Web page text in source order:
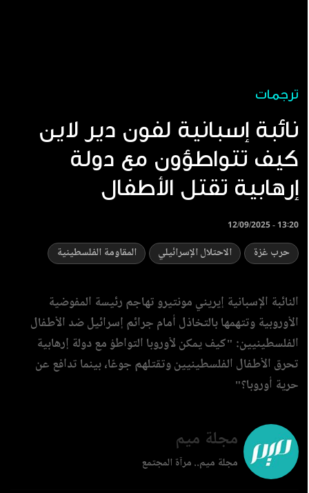
ترجمات
نائبة إسبانية لفون دير لاين
كيف تتواطؤون مع دولة
إرهابية تقتل الأطفال
12/09/2025 - 13:20
حرب غزة الاحتلال الإسرائيلي المقاومة الفلسطينية
النائبة الإسبانية إيريني مونتيرو تهاجم رئيسة المفوضية
الأوروبية وتتهمها بالتخاذل أمام جرائم إسرائيل ضد الأطفال
الفلسطينيين: "كيف يمكن لأوروبا التواطؤ مع دولة إرهابية
تحرق الأطفال الفلسطينيين وتقتلهم جوعًا، بينما تدافع عن
حرية أوروبا؟"
مجلة ميم
مجلة ميم.. مرآة المجتمع